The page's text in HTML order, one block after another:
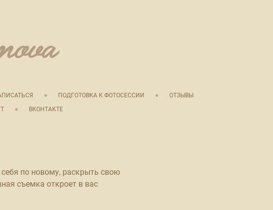
ПОДГОТОВКА К ФОТОСЕССИИ
ОТЗЫВЫ
ВКОНТАКТЕ
по новому, раскрыть свою
съемка откроет в вас